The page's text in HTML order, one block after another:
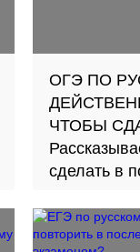
ОГЭ ПО
ЧТОБЫ
сделать в